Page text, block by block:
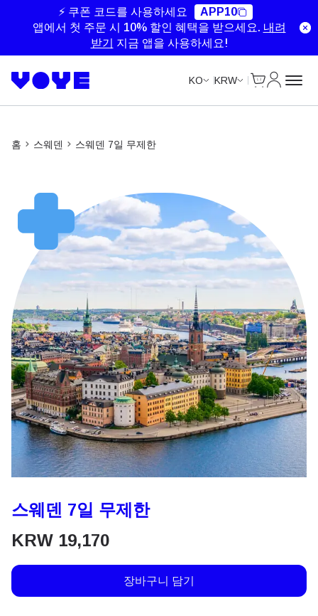
⚡ 쿠폰 코드를 사용하세요
APP10
앱에서 첫 주문 시 10% 할인 혜택을 받으세요. 내려
받기
지금 앱을 사용하세요!
KO KRW
홈 스웨덴 스웨덴 7일 무제한
스웨덴 7일 무제한
KRW 19,170
장바구니 담기
Unlimited Data
Unlimited Data
Unlimited Data
Unlimited Data